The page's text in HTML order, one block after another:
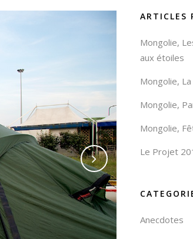
ARTICLES
Mongolie,
aux étoiles
Mongolie, La
Mongolie,
Mongolie,
Le Projet
Anecdotes